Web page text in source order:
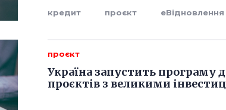
кредит проєкт еВідновлення
проєкт
Україна запустить програму
проєктів з великими